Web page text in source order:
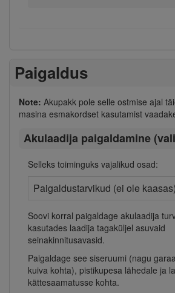
Paigaldus
Note: Akupakk pole selle ostmise ajal
masina esmakordset kasutamist
Akulaadija paigaldamine
Selleks toiminguks vajalikud osad:
Paigaldustarvikud (ei ole kaasas)
Soovi korral paigaldage akulaadija
kasutades laadija tagaküljel asuvaid
seinakinnitusavasid.
Paigaldage see siseruumi (nagu
kuiva kohta), pistikupesa lähedale ja
kättesaamatusse kohta.